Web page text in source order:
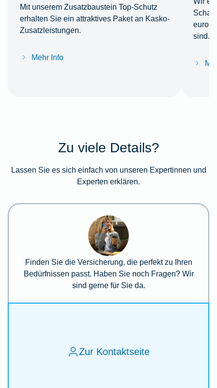
Mit unserem Zusatzbaustein Top-Schutz
erhalten Sie ein attraktives Paket an Kasko-
Zusatzleistungen.
Mehr Info
sind.
Zu viele Details?
Lassen Sie es sich einfach von unseren Expertinnen und
Experten erklären.
Finden Sie die Versicherung, die perfekt zu Ihren
Bedürfnissen passt. Haben Sie noch Fragen? Wir
sind gerne für Sie da.
Zur Kontaktseite